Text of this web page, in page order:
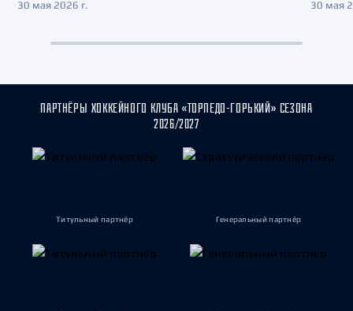
30 мая 2026 г. 30 мая
ПАРТНЁРЫ ХОККЕЙНОГО КЛУБА «ТОРПЕДО-ГОРЬКИЙ» СЕЗОНА
2026/2027
Титульный партнёр Генеральный партнёр